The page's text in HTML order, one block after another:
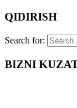
QIDIRISH
Search for:
BIZNI